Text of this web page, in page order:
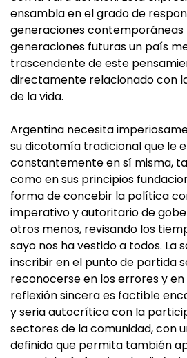
ensambla en el grado de
generaciones
generaciones futuras un país
trascendente de este
directamente relacionado con
de la vida.
Argentina necesita
su dicotomía tradicional que le
constantemente en sí misma,
como en sus principios
forma de concebir la política
imperativo y autoritario de
otros menos, revisando los
sayo nos ha vestido a todos. La
inscribir en el punto de partida
reconocerse en los errores y en
reflexión sincera es factible
y seria autocrítica con la
sectores de la comunidad, con
definida que permita también